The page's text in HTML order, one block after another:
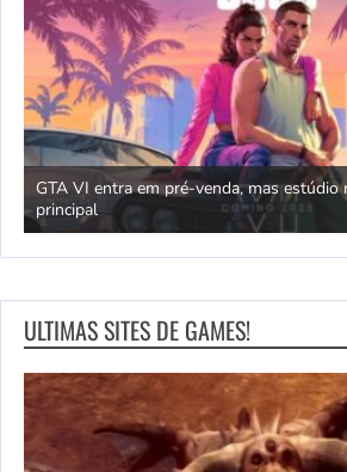
GTA VI entra em pré-venda, mas estúdio
principal
ULTIMAS SITES DE GAMES!